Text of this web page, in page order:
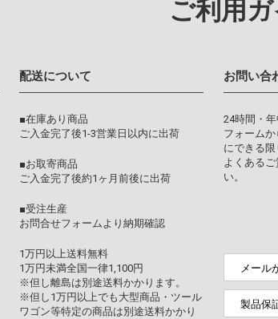
ご利用
配送について
■在庫あり商品
ご入金完了後1-3営業日以内に出荷
■お取寄商品
ご入金完了後約1ヶ月前後に出荷
■受注生産
お問合せフォームより納期確認
1万円以上送料無料
1万円未満全国一律1,100円
※但し離島は別途送料かかります。
※但し1万円以上でも大型商品・ツール
ワゴン等特定の商品は別途送料かかり
お問い合
24時間・
フォーム
にできる限
よくある
い。
メール
製品保